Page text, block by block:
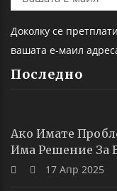
Доколку се
вашата е-маил
Последно
Ако Имате
Има Решение За
17 Апр 2025